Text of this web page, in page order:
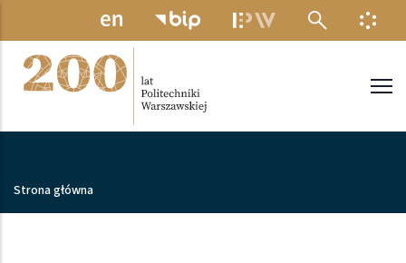
Przejdź do treści
MENU
Ścieżka nawigacyjna
Strona główna